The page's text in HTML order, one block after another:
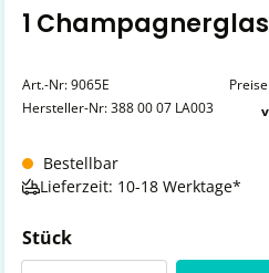
1 Champagnerglas
Art.-Nr:9065E
Hersteller-Nr:388 00 07 LA003
Bestellbar
Lieferzeit: 10-18 Werktage*
Stück